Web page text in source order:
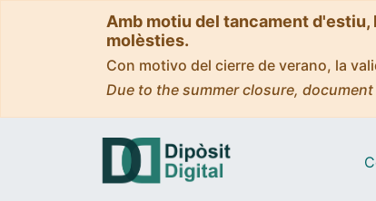
Amb motiu del tancament
molèsties.
Con motivo del cierre de verano, la
Due to the summer closure,